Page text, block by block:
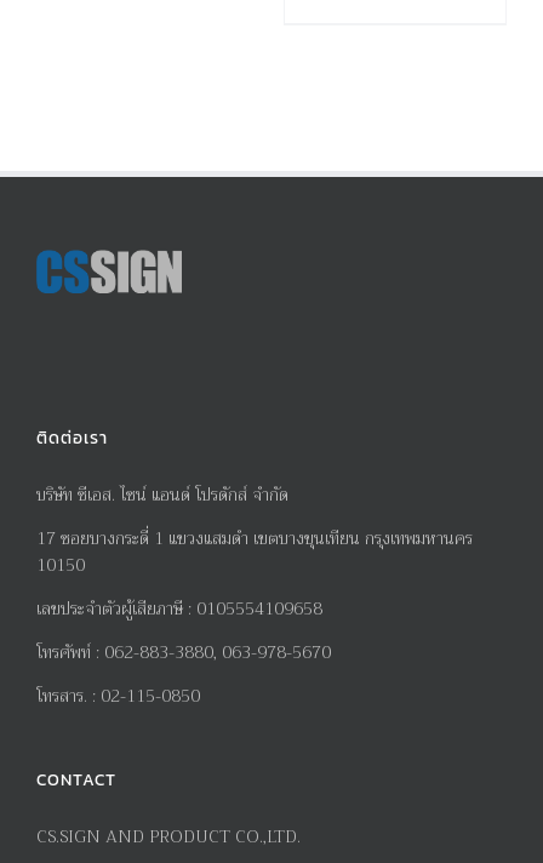
ติดต่อเรา
บริษัท ซีเอส. ไซน์ แอนด์ โปรดักส์ จำกัด
17ซอยบางกระดี่ 1 แขวงแสมดำ เขตบางขุนเทียน กรุงเทพมหานคร
10150
เลขประจำตัวผู้เสียภาษี : 0105554109658
โทรศัพท์ : 062-883-3880, 063-978-5670
โทรสาร. : 02-115-0850
CONTACT
CS.SIGN AND PRODUCT CO.,LTD.